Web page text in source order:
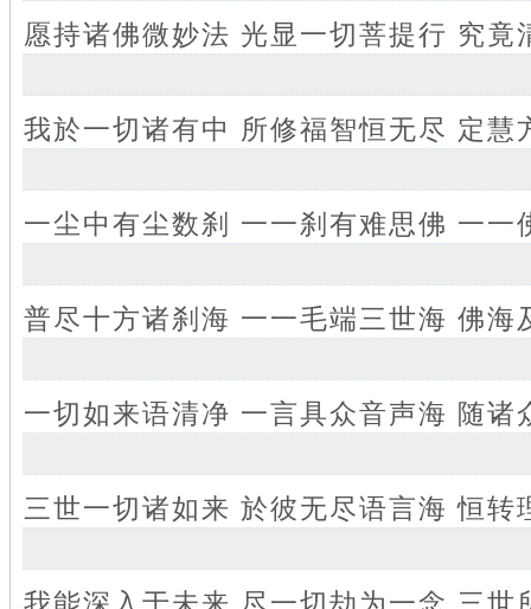
愿持诸佛微妙法 光显一切菩提行 究竟
我於一切诸有中 所修福智恒无尽 定慧
一尘中有尘数刹 一一刹有难思佛 一一
普尽十方诸刹海 一一毛端三世海 佛海
一切如来语清净 一言具众音声海 随诸
三世一切诸如来 於彼无尽语言海 恒转